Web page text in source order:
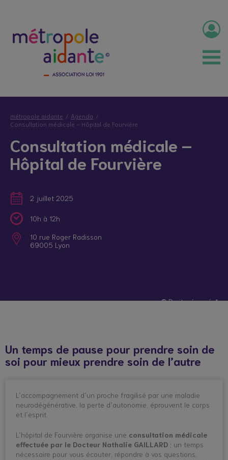
métropole aidante
Agenda
Consultation médicale – Hôpital de Fourvière
Consultation médicale –
Hôpital de Fourvière
2 juillet 2025
10h à 12h
10 rue Roger Radisson
69005 Lyon
© Droits réservés*
Un temps de pause pour prendre soin de
soi pour mieux prendre soin de l’autre
L’accompagnement d’un proche fragilisé par une maladie
neurodégénérative, la perte d’autonomie, éprouvent le corps
et l’esprit.
L’hôpital de Fourvière organise une consultation médicale
effectuée par le Docteur Nathalie GAILLARD ; un temps
nécessaire pour vous écouter, répondre à vos questions,